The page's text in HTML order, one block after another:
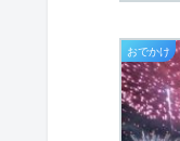
おでかけ